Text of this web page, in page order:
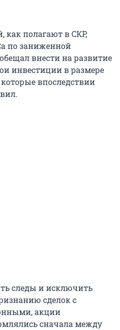
как полагают в СКР,
по заниженной
внести на развитие
инвестиции в размере
впоследствии
следы и исключить
сделок с
акции
сначала между